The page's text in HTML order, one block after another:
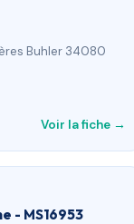
Buhler 34080
Voir la fiche →
- MS16953